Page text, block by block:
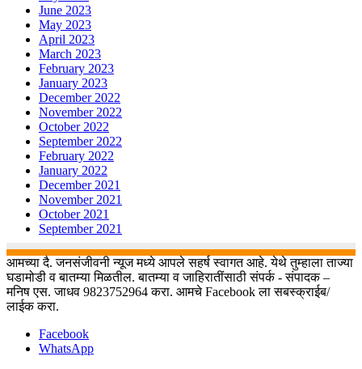
June 2023
May 2023
April 2023
March 2023
February 2023
January 2023
December 2022
November 2022
October 2022
September 2022
February 2022
January 2022
December 2021
November 2021
October 2021
September 2021
आमच्या दै. जनसंजीवनी न्यूज मध्ये आपले सहर्ष स्वागत आहे. येथे तुम्हाला ताज्या
घडामोडी व बातम्या मिळतील. बातम्या व जाहिरातींसाठी संपर्क - संपादक –
मनिष एस. जाधव 9823752964 करा. आमचे Facebook ला सबस्क्राईब/
लाईक करा.
Facebook
WhatsApp